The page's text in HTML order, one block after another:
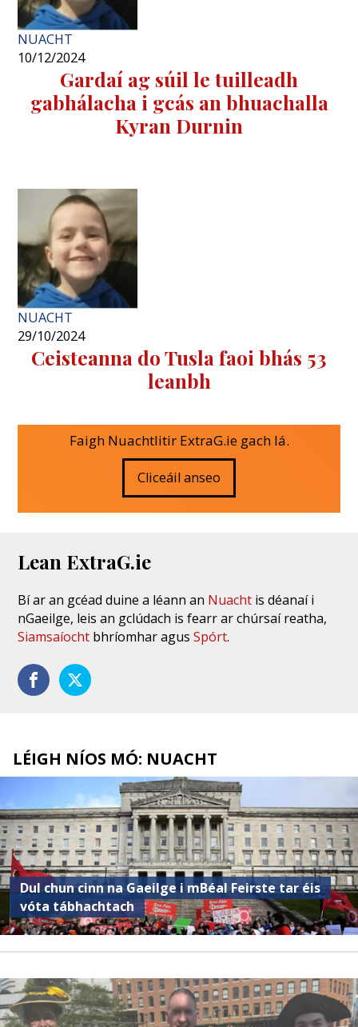
NUACHT
10/12/2024
Gardaí ag súil le tuilleadh
gabhálacha i gcás an bhuachalla
Kyran Durnin
NUACHT
29/10/2024
Ceisteanna do Tusla faoi bhás 53
leanbh
Faigh Nuachtlitir ExtraG.ie gach lá.
Cliceáil anseo
Lean ExtraG.ie
Bí ar an gcéad duine a léann an Nuacht is déanaí i
nGaeilge, leis an gclúdach is fearr ar chúrsaí reatha,
Siamsaíocht bhríomhar agusSpórt.
LÉIGH NÍOS MÓ: NUACHT
Dul chun cinn na Gaeilge i mBéal Feirste tar éis
vóta tábhachtach